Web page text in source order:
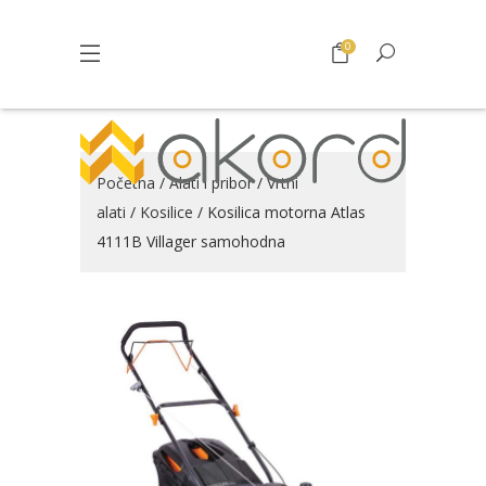
0
Početna /Alati i pribor/Vrtni
alati / Kosilice / Kosilica motorna Atlas
4111B Villager samohodna